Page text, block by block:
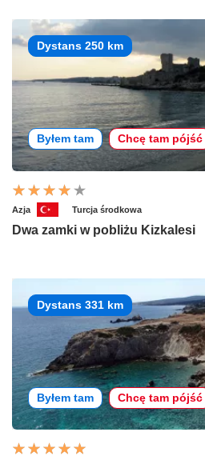
Dystans 250 km
Byłem tam Chcę tam pójść
Azja Turcja środkowa
Dwa zamki w pobliżu Kizkalesi
Dystans 331 km
Byłem tam Chcę tam pójść